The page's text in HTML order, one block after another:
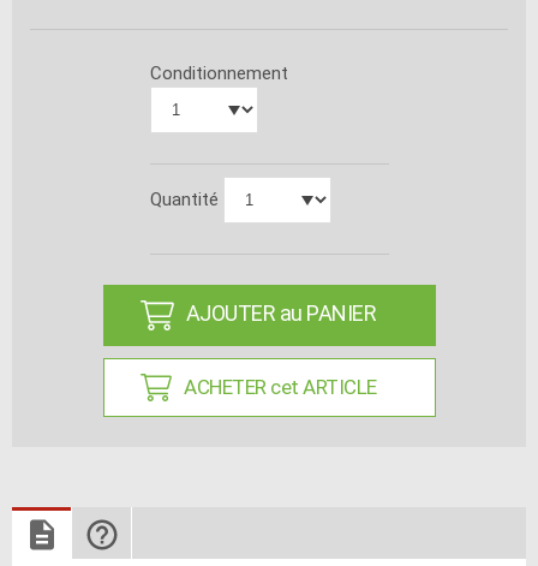
Conditionnement
Quantité
AJOUTER au PANIER
ACHETER cet ARTICLE